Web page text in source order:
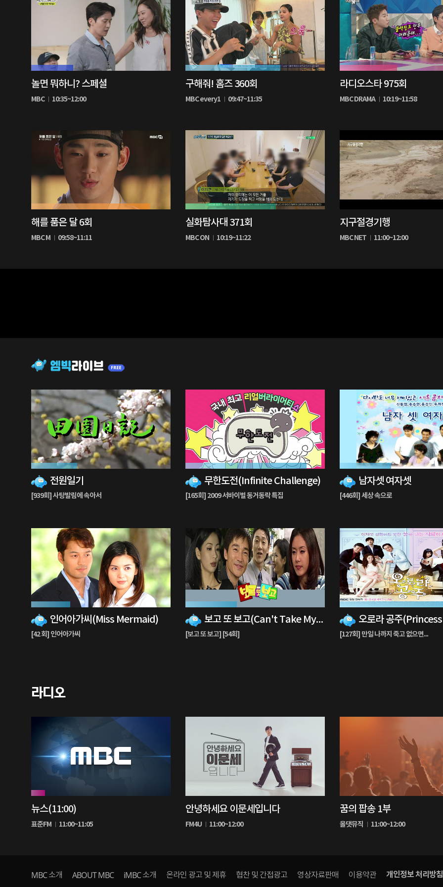
놀면 뭐하니? 스페셜
MBC 10:35~12:00
30%
재
생
구해줘! 홈즈 360회
MBC every1 09:47~11:35
68%
재
생
라디오스타 975회
MBC DRAMA 10:19~11:58
41%
재
생
해를 품은 달 6회
MBC M 09:58~11:11
85%
재
생
실화탐사대 371회
MBC ON 10:19~11:22
65%
재
생
지구절경기행
MBC NET 11:00~12:00
0%
재
생
전원일기
[939회] 사탕발림에 속아서
33%
재
생
무한도전(Infinite Challenge)
[165회] 2009 서바이벌 동거동락 특집
87%
재
생
남자셋 여자셋
[446회] 세상 속으로
37%
재
생
인어아가씨(Miss Mermaid)
[42 회] 인어아가씨
28%
재
생
보고 또 보고(Can't Take My Eyes Off You)
[보고 또 보고] [54회]
37%
재
생
오로라 공주
[127회] 만일 나까지 죽고 없으면...
93%
재
생
라디오
뉴스(11:00)
표준FM 11:00~11:05
10%
재
생
안녕하세요 이문세입니다
FM4U 11:00~12:00
0%
재
생
꿈의 팝송 1부
올댓뮤직 11:00~12:00
0%
재
생
MBC소개 ABOUT MBC iMBC소개 온라인 광고 및 제휴 협찬 및 간접광고 영상자료판매 이용약관 개인정보 처리방침